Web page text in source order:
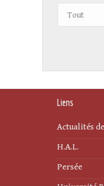
Liens
Actualités
H.A.L.
Persée